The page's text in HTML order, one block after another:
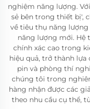
nghiệm năng lượng.
sẻ bên trong thiết bị',
về tiêu thụ năng
năng lượng mới. Hệ
chính xác cao trong
hiệu quả, trở thành lựa
pin và phòng thí
chúng tôi trong
hàng nhận được các
theo nhu cầu cụ thể,